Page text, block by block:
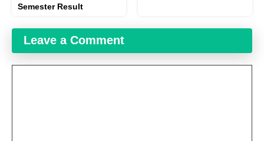
Semester Result
Leave a Comment